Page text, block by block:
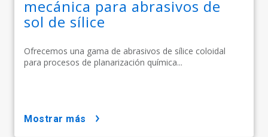
mecánica para abrasivos de
sol de sílice
Ofrecemos una gama de abrasivos de sílice coloidal
para procesos de planarización química...
mostrar más